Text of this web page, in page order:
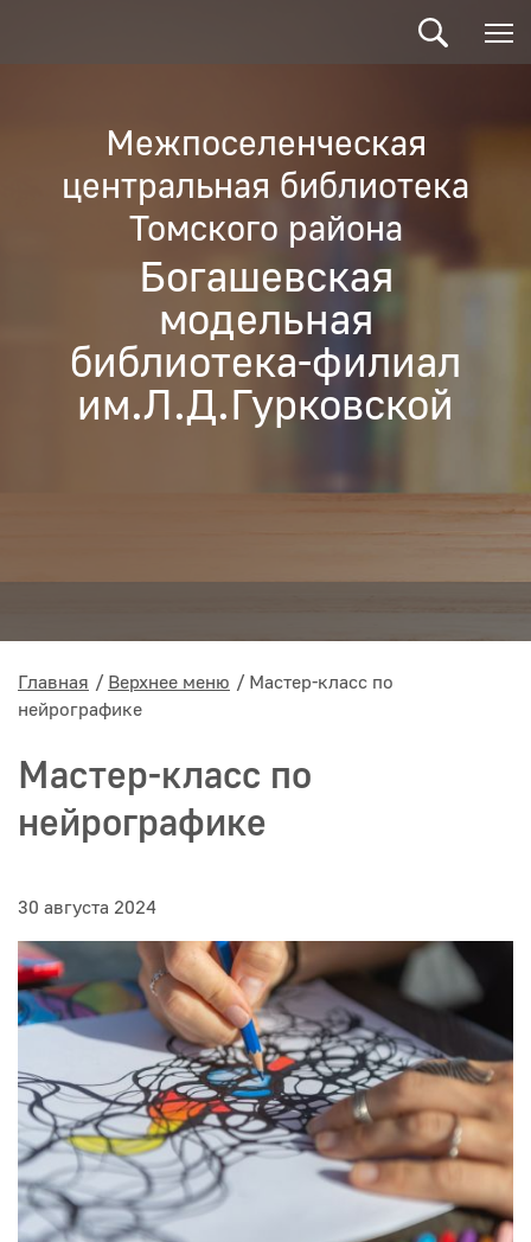
Межпоселенческая
центральная библиотека
Томского района
Богашевская
модельная
библиотека-филиал
им.Л.Д.Гурковской
Главная Верхнее меню
Мастер-класс по
нейрографике
Мастер-класс по
нейрографике
30 августа 2024